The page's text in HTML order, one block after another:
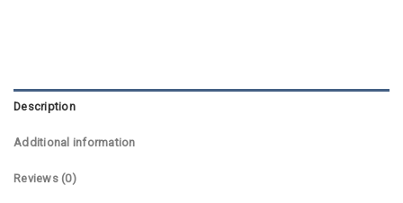
Description
Additional information
Reviews (0)